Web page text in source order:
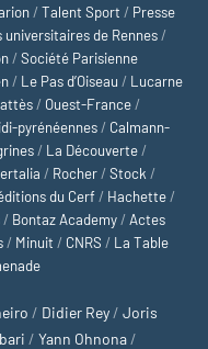
/Talent Sport / Presse
universitaires de Rennes /
/Société Parisienne
/ Le Pas d’Oiseau / Lucarne
/ Ouest-France /
pyrénéennes / Calmann-
/ La Découverte /
/ Rocher /Stock /
du Cerf / Hachette /
/ Bontaz Academy / Actes
/ Minuit / CNRS / La Table
/ Didier Rey / Joris
/ Yann Ohnona /